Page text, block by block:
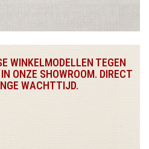
WINKELMODELLEN TEGEN
ONZE SHOWROOM. DIRECT
WACHTTIJD.